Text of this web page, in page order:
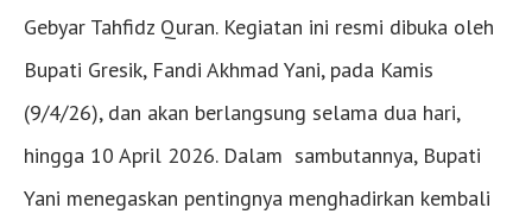
Gebyar Tahfidz Quran. Kegiatan ini resmi dibuka oleh
Bupati Gresik, Fandi Akhmad Yani, pada Kamis
(9/4/26), dan akan berlangsung selama dua hari,
hingga 10 April 2026. Dalam sambutannya, Bupati
Yani menegaskan pentingnya menghadirkan kembali